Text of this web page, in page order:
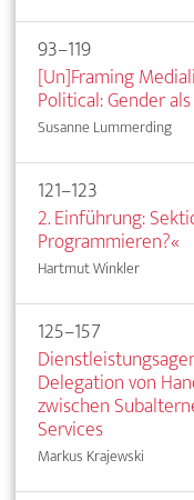
93–119
[Un]Framing
Political: Gender
Susanne Lummerding
121–123
2. Einführung:
Programmieren?«
Hartmut Winkler
125–157
Delegation von
zwischen
Services
Markus Krajewski